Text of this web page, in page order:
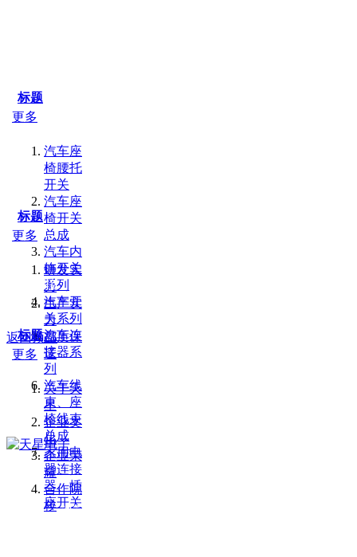
标题
更多
汽车座
椅腰托
开关
汽车座
椅开关
总成
汽车内
饰开关
系列
汽车开
关系列
汽车连
接器系
列
汽车线
束、座
椅线束
总成
家用电
器连接
器、插
座开关
标题
更多
研发实
力
生产实
力
品质保
证
标题
更多
关于天
星
企业文
化
企业荣
耀
合作院
校
地 址：浙江省乐清市乐清湾临港经开区虹南路11号
友情链接：
返回顶部